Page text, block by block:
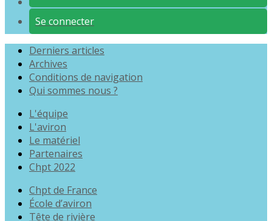
Se connecter
Derniers articles
Archives
Conditions de navigation
Qui sommes nous ?
L'équipe
L'aviron
Le matériel
Partenaires
Chpt 2022
Chpt de France
École d’aviron
Tête de rivière